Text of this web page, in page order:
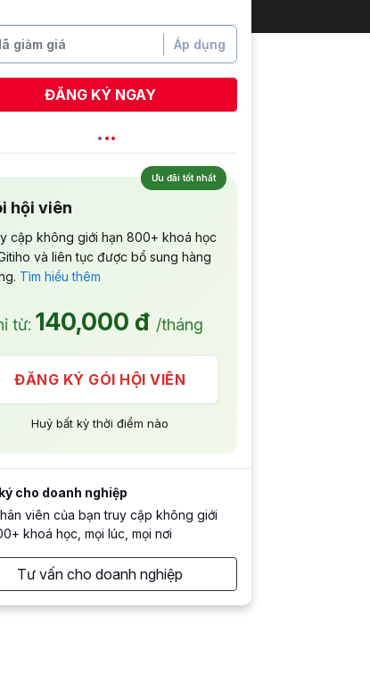
Áp dụng
ĐĂNG KÝ NGAY
Ưu đãi tốt nhất
hội viên
cập không giới hạn 800+ khoá học
và liên tục được bổ sung hàng
Tìm hiểu thêm
từ: 140,000 đ /tháng
ĐĂNG KÝ GÓI HỘI VIÊN
Huỷ bất kỳ thời điểm nào
cho doanh nghiệp
viên của bạn truy cập không giới
khoá học, mọi lúc, mọi nơi
Tư vấn cho doanh nghiệp